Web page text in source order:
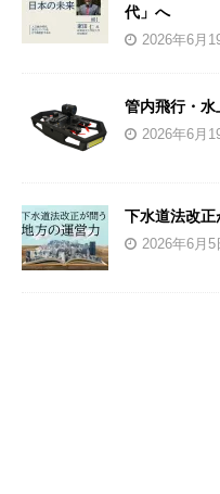
代」へ
2026年6月
管内飛行・水
2026年6月
下水道法改正
2026年6月5